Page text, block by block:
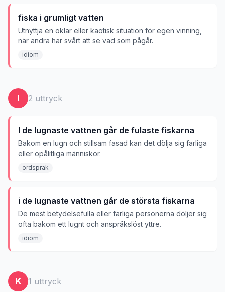
fiska i grumligt vatten
Utnyttja en oklar eller kaotisk situation för egen vinning,
när andra har svårt att se vad som pågår.
idiom
I 2 uttryck
I de lugnaste vattnen går de fulaste fiskarna
Bakom en lugn och stillsam fasad kan det dölja sig farliga
eller opålitliga människor.
ordsprak
i de lugnaste vattnen går de största fiskarna
De mest betydelsefulla eller farliga personerna döljer sig
ofta bakom ett lugnt och anspråkslöst yttre.
idiom
K 1 uttryck